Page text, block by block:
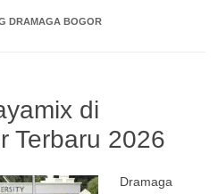
DRAMAGA BOGOR
di
Terbaru 2026
Dramaga